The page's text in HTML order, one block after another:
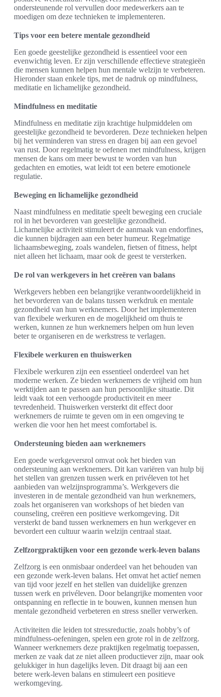
ondersteunende rol vervullen door medewerkers aan te
moedigen om deze technieken te implementeren.
Tips voor een betere mentale gezondheid
Een goede geestelijke gezondheid is essentieel voor een
evenwichtig leven. Er zijn verschillende effectieve strategieën
die mensen kunnen helpen hun mentale welzijn te verbeteren.
Hieronder staan enkele tips, met de nadruk op mindfulness,
meditatie en lichamelijke gezondheid.
Mindfulness en meditatie
Mindfulness en meditatie zijn krachtige hulpmiddelen om
geestelijke gezondheid te bevorderen. Deze technieken helpen
bij het verminderen van stress en dragen bij aan een gevoel
van rust. Door regelmatig te oefenen met mindfulness, krijgen
mensen de kans om meer bewust te worden van hun
gedachten en emoties, wat leidt tot een betere emotionele
regulatie.
Beweging en lichamelijke gezondheid
Naast mindfulness en meditatie speelt beweging een cruciale
rol in het bevorderen van geestelijke gezondheid.
Lichamelijke activiteit stimuleert de aanmaak van endorfines,
die kunnen bijdragen aan een beter humeur. Regelmatige
lichaamsbeweging, zoals wandelen, fietsen of fitness, helpt
niet alleen het lichaam, maar ook de geest te versterken.
De rol van werkgevers in het creëren van balans
Werkgevers hebben een belangrijke verantwoordelijkheid in
het bevorderen van de balans tussen werkdruk en mentale
gezondheid van hun werknemers. Door het implementeren
van flexibele werkuren en de mogelijkheid om thuis te
werken, kunnen ze hun werknemers helpen om hun leven
beter te organiseren en de werkstress te verlagen.
Flexibele werkuren en thuiswerken
Flexibele werkuren zijn een essentieel onderdeel van het
moderne werken. Ze bieden werknemers de vrijheid om hun
werktijden aan te passen aan hun persoonlijke situatie. Dit
leidt vaak tot een verhoogde productiviteit en meer
tevredenheid. Thuiswerken versterkt dit effect door
werknemers de ruimte te geven om in een omgeving te
werken die voor hen het meest comfortabel is.
Ondersteuning bieden aan werknemers
Een goede werkgeversrol omvat ook het bieden van
ondersteuning aan werknemers. Dit kan variëren van hulp bij
het stellen van grenzen tussen werk en privéleven tot het
aanbieden van welzijnsprogramma’s. Werkgevers die
investeren in de mentale gezondheid van hun werknemers,
zoals het organiseren van workshops of het bieden van
counseling, creëren een positieve werkomgeving. Dit
versterkt de band tussen werknemers en hun werkgever en
bevordert een cultuur waarin welzijn centraal staat.
Zelfzorgpraktijken voor een gezonde werk-leven balans
Zelfzorg is een onmisbaar onderdeel van het behouden van
een gezonde werk-leven balans. Het omvat het actief nemen
van tijd voor jezelf en het stellen van duidelijke grenzen
tussen werk en privéleven. Door belangrijke momenten voor
ontspanning en reflectie in te bouwen, kunnen mensen hun
mentale gezondheid verbeteren en stress sneller verwerken.
Activiteiten die leiden tot stressreductie, zoals hobby’s of
mindfulness-oefeningen, spelen een grote rol in de zelfzorg.
Wanneer werknemers deze praktijken regelmatig toepassen,
merken ze vaak dat ze niet alleen productiever zijn, maar ook
gelukkiger in hun dagelijks leven. Dit draagt bij aan een
betere werk-leven balans en stimuleert een positieve
werkomgeving.